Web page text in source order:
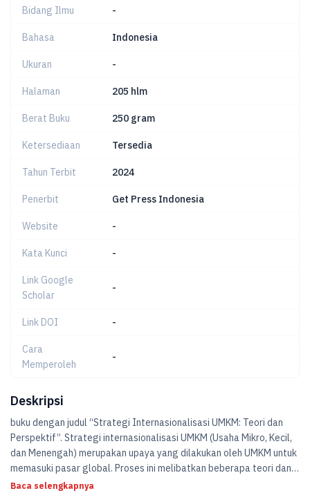
Bidang Ilmu -
Bahasa Indonesia
Ukuran -
Halaman 205 hlm
Berat Buku 250 gram
Ketersediaan Tersedia
Tahun Terbit 2024
Penerbit Get Press Indonesia
Website -
Kata Kunci -
Link Google
Scholar
-
Link DOI -
Cara
Memperoleh
-
Deskripsi
buku dengan judul “Strategi Internasionalisasi UMKM: Teori dan
Perspektif”. Strategi internasionalisasi UMKM (Usaha Mikro, Kecil,
dan Menengah) merupakan upaya yang dilakukan oleh UMKM untuk
memasuki pasar global. Proses ini melibatkan beberapa teori dan
perspektif yang dapat membantu
Baca selengkapnya